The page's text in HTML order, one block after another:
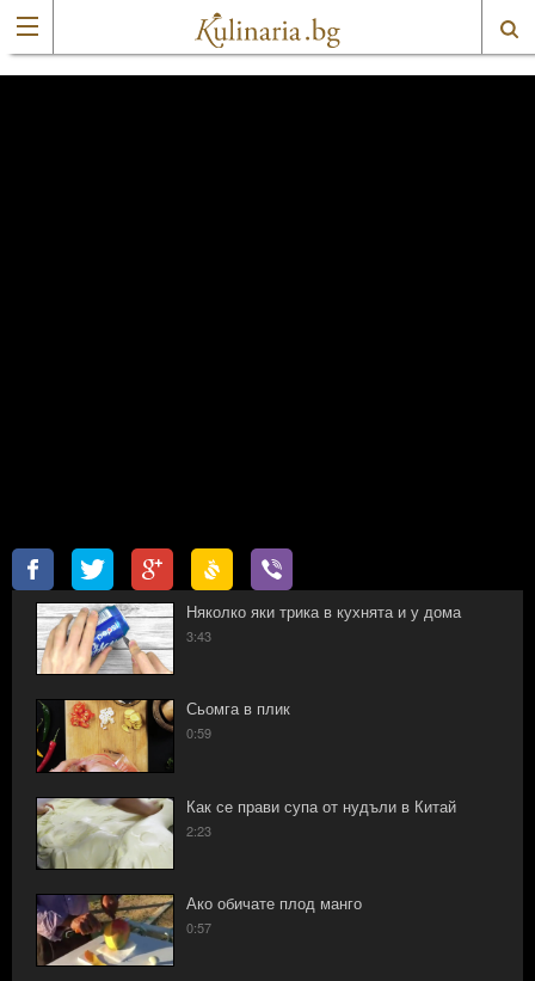
Няколко яки трика в кухнята и у дома
3:43
Сьомга в плик
0:59
Как се прави супа от нудъли в Китай
2:23
Ако обичате плод манго
0:57